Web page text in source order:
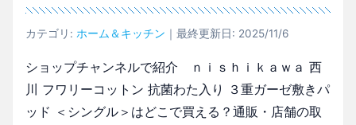
カテゴリ: ホーム＆キッチン ｜最終更新日: 2025/11/6
ショップチャンネルで紹介 ｎｉｓｈｉｋａｗａ 西
川 フワリーコットン 抗菌わた入り ３重ガーゼ敷きパ
ッド ＜シングル＞はどこで買える？通販・店舗の取